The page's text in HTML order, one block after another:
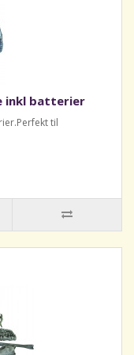
inkl batterier
til